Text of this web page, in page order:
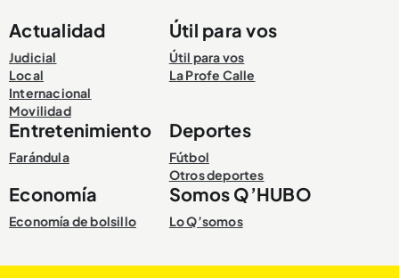
Actualidad
Judicial
Local
Internacional
Movilidad
Útil para vos
Útil para vos
La Profe Calle
Entretenimiento
Farándula
Deportes
Fútbol
Otros deportes
Economía
Economía de bolsillo
Somos Q’HUBO
Lo Q’somos